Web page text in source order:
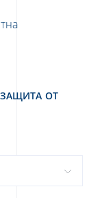
ЗАЩИТА ОТ